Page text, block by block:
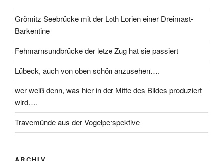
Grömitz Seebrücke mit der Loth Lorien einer Dreimast-
Barkentine
Fehmarnsundbrücke der letze Zug hat sie passiert
Lübeck, auch von oben schön anzusehen….
wer weiß denn, was hier in der Mitte des Bildes produziert
wird….
Travemünde aus der Vogelperspektive
ARCHIV